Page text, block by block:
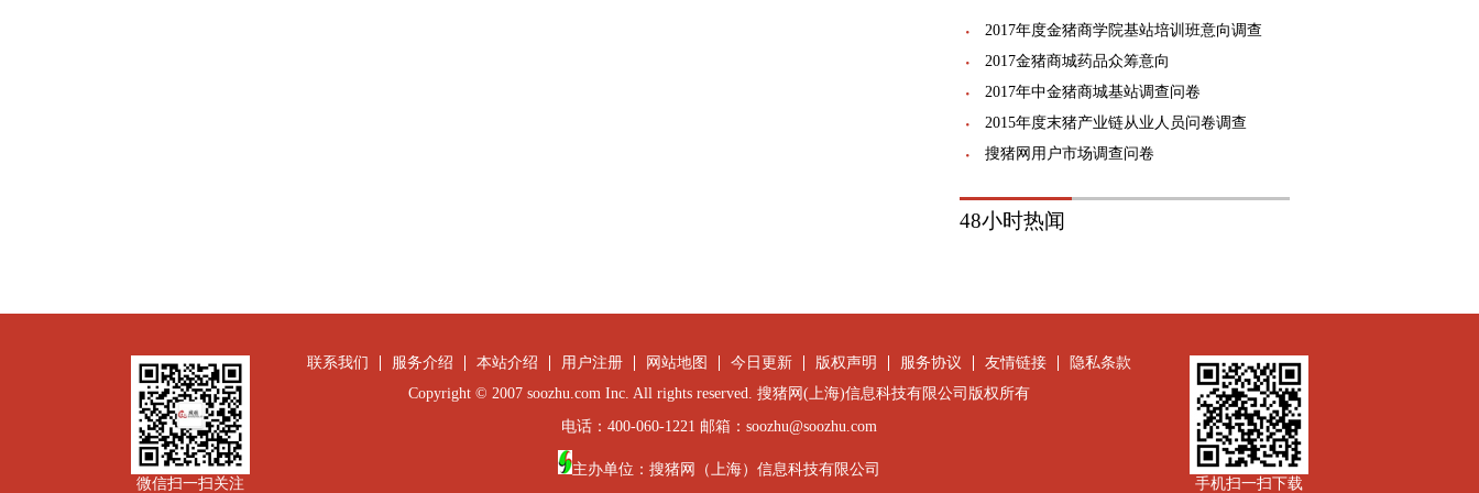
2017年度金猪商学院基站培训班意向调查
2017金猪商城药品众筹意向
2017年中金猪商城基站调查问卷
2015年度末猪产业链从业人员问卷调查
搜猪网用户市场调查问卷
48小时热闻
微信扫一扫关注
联系我们 服务介绍 本站介绍 用户注册 网站地图 今日更新 版权声明 服务协议 友情链接
隐私条款
Copyright © 2007 soozhu.com Inc. All rights reserved. 搜猪网(上海)信息科技有限公司版权所有
电话：400-060-1221 邮箱：soozhu@soozhu.com
主办单位：搜猪网（上海）信息科技有限公司
手机扫一扫下载